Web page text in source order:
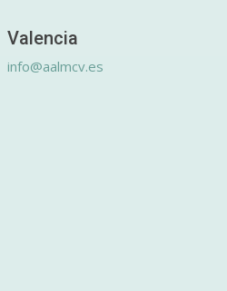
Valencia
info@aalmcv.es